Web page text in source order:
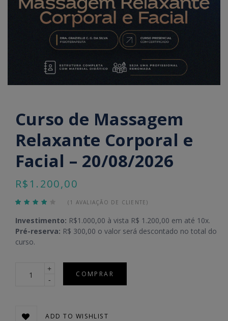
Curso de Massagem
Relaxante Corporal e
Facial – 20/08/2026
R$ 1.200,00
5, com
baseado em
avaliação de
cliente
( 1 AVALIAÇÃO DE CLIENTE)
Investimento: R$1.000,00 à vista R$ 1.200,00 em até 10x.
Pré-reserva: R$ 300,00 o valor será descontado no total do
curso.
Quantidade
COMPRAR
ADD TO WISHLIST